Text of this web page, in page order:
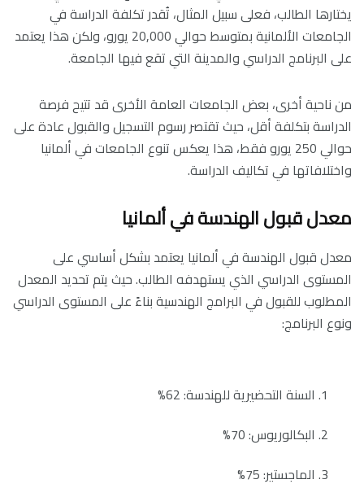
يختارها الطالب، فعلى سبيل المثال، تُقدر تكلفة الدراسة في
الجامعات الألمانية بمتوسط حوالي 20,000 يورو، ولكن هذا يعتمد
على البرنامج الدراسي والمدينة التي تقع فيها الجامعة.
من ناحية أخرى، بعض الجامعات العامة الأخرى قد تتيح فرصة
الدراسة بتكلفة أقل، حيث تقتصر رسوم التسجيل والقبول عادة على
حوالي 250 يورو فقط، هذا يعكس تنوع الجامعات في ألمانيا
واختلافاتها في تكاليف الدراسة.
معدل قبول الهندسة في ألمانيا
معدل قبول الهندسة في ألمانيا يعتمد بشكل أساسي على
المستوى الدراسي الذي يستهدفه الطالب. حيث يتم تحديد المعدل
المطلوب للقبول في البرامج الهندسية بناءً على المستوى الدراسي
ونوع البرنامج:
السنة التحضيرية للهندسة: 62%
البكالوريوس: 70%
الماجستير: 75%